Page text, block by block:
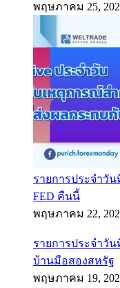
พฤษภาคม 25,
รายการประจำวั
FED คืนนี้
พฤษภาคม 22,
รายการประจำวั
บ้านมือสองสหรัฐ
พฤษภาคม 19,